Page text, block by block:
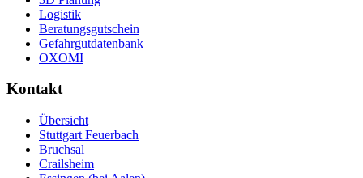
Logistik
Beratungsgutschein
Gefahrgutdatenbank
OXOMI
Kontakt
Übersicht
Stuttgart Feuerbach
Bruchsal
Crailsheim